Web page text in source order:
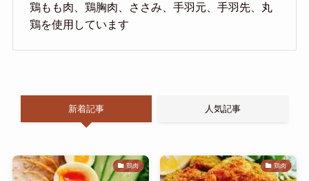
鶏もも肉、鶏胸肉、ささみ、手羽元、手羽先、丸
鶏を使用しています
新着記事 人気記事
鶏肉 鶏肉